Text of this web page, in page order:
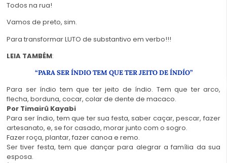
Todos na rua!
Vamos de preto, sim.
Para transformar LUTO de substantivo em verbo!!!
LEIA TAMBÉM:
“PARA SER ÍNDIO TEM QUE TER JEITO DE ÍNDÍO”
Para ser índio tem que ter jeito de índio. Tem que ter arco,
flecha, borduna, cocar, colar de dente de macaco.
Por Timairû Kayabi
Para ser índio, tem que ter sua festa, saber caçar, pescar, fazer
artesanato, e, se for casado, morar junto com o sogro.
Fazer roça, plantar, fazer canoa e remo.
Ser tiver festa, tem que dançar para alegrar a família da sua
esposa.